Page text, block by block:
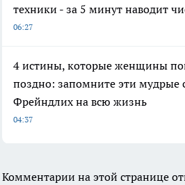
техники - за 5 минут наводит
06:27
4 истины, которые женщины
поздно: запомните эти мудрые
Фрейндлих на всю жизнь
04:37
Комментарии на этой странице